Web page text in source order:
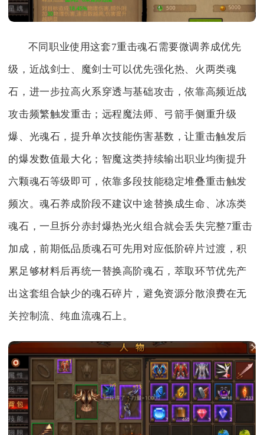
不同职业使用这套7重击魂石需要微调养成优先
级，近战剑士、魔剑士可以优先强化热、火两类魂
石，进一步拉高火系穿透与基础攻击，依靠高频近战
攻击频繁触发重击；远程魔法师、弓箭手侧重升级
爆、光魂石，提升单次技能伤害基数，让重击触发后
的爆发数值最大化；智魔这类持续输出职业均衡提升
六颗魂石等级即可，依靠多段技能稳定堆叠重击触发
频次。魂石养成阶段不建议中途替换成生命、冰冻类
魂石，一旦拆分赤封爆热光火组合就会丢失完整7重击
加成，前期低品质魂石可先用对应低阶碎片过渡，积
累足够材料后再统一替换高阶魂石，萃取环节优先产
出这套组合缺少的魂石碎片，避免资源分散浪费在无
关控制流、纯血流魂石上。